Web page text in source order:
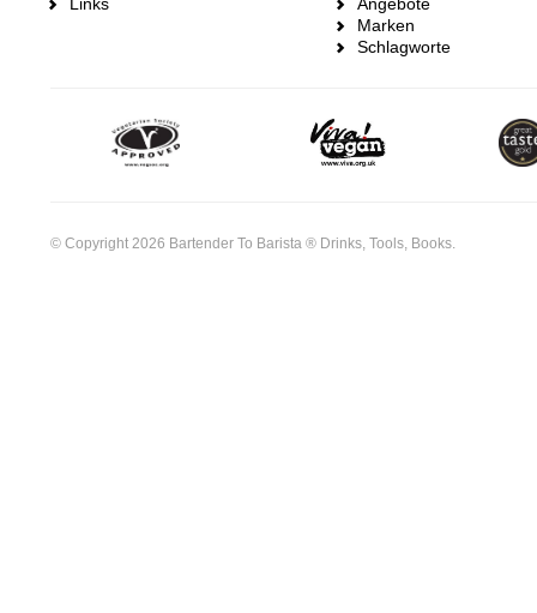
Marken
Schlagworte
© Copyright 2026 Bartender To Barista ® Drinks, Tools, Books.